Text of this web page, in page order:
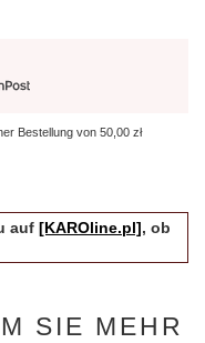
Bestellung von 50,00 zł
auf [KAROline.pl], ob
SIE MEHR